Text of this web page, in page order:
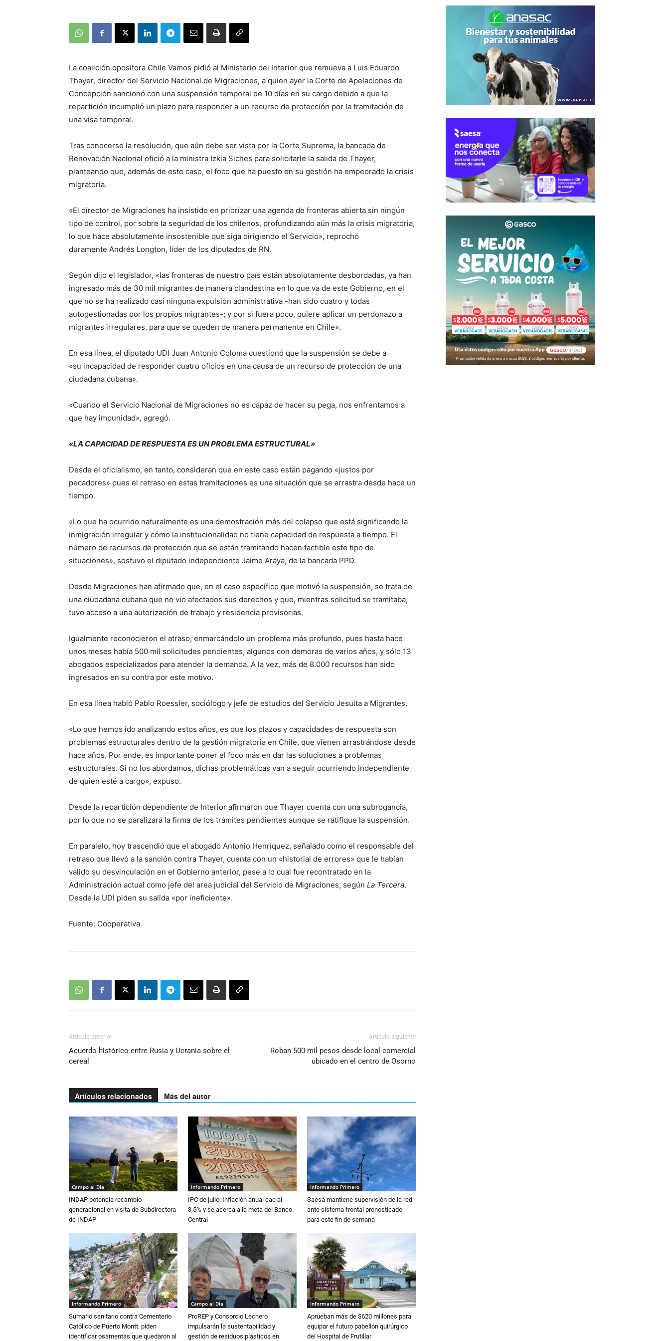
La coalición opositora Chile Vamos pidió al Ministerio del Interior que remueva a Luis Eduardo
Thayer, director del Servicio Nacional de Migraciones, a quien ayer la Corte de Apelaciones de
Concepción sancionó con una suspensión temporal de 10 días en su cargo debido a que la
repartición incumplió un plazo para responder a un recurso de protección por la tramitación de
una visa temporal.
Tras conocerse la resolución, que aún debe ser vista por la Corte Suprema, la bancada de
Renovación Nacional ofició a la ministra Izkia Siches para solicitarle la salida de Thayer,
planteando que, además de este caso, el foco que ha puesto en su gestión ha empeorado la crisis
migratoria.
«El director de Migraciones ha insistido en priorizar una agenda de fronteras abierta sin ningún
tipo de control, por sobre la seguridad de los chilenos, profundizando aún más la crisis migratoria,
lo que hace absolutamente insostenible que siga dirigiendo el Servicio», reprochó
duramente Andrés Longton, líder de los diputados de RN.
Según dijo el legislador, «las fronteras de nuestro país están absolutamente desbordadas, ya han
ingresado más de 30 mil migrantes de manera clandestina en lo que va de este Gobierno, en el
que no se ha realizado casi ninguna expulsión administrativa -han sido cuatro y todas
autogestionadas por los propios migrantes-; y por si fuera poco, quiere aplicar un perdonazo a
migrantes irregulares, para que se queden de manera permanente en Chile».
En esa línea, el diputado UDI Juan Antonio Coloma cuestionó que la suspensión se debe a
«su incapacidad de responder cuatro oficios en una causa de un recurso de protección de una
ciudadana cubana».
«Cuando el Servicio Nacional de Migraciones no es capaz de hacer su pega, nos enfrentamos a
que hay impunidad», agregó.
«LA CAPACIDAD DE RESPUESTA ES UN PROBLEMA ESTRUCTURAL»
Desde el oficialismo, en tanto, consideran que en este caso están pagando «justos por
pecadores» pues el retraso en estas tramitaciones es una situación que se arrastra desde hace un
tiempo.
«Lo que ha ocurrido naturalmente es una demostración más del colapso que está significando la
inmigración irregular y cómo la institucionalidad no tiene capacidad de respuesta a tiempo. El
número de recursos de protección que se están tramitando hacen factible este tipo de
situaciones», sostuvo el diputado independiente Jaime Araya, de la bancada PPD.
Desde Migraciones han afirmado que, en el caso específico que motivó la suspensión, se trata de
una ciudadana cubana que no vio afectados sus derechos y que, mientras solicitud se tramitaba,
tuvo acceso a una autorización de trabajo y residencia provisorias.
Igualmente reconocieron el atraso, enmarcándolo un problema más profundo, pues hasta hace
unos meses había 500 mil solicitudes pendientes, algunos con demoras de varios años, y sólo 13
abogados especializados para atender la demanda. A la vez, más de 8.000 recursos han sido
ingresados en su contra por este motivo.
En esa línea habló Pablo Roessler, sociólogo y jefe de estudios del Servicio Jesuita a Migrantes.
«Lo que hemos ido analizando estos años, es que los plazos y capacidades de respuesta son
problemas estructurales dentro de la gestión migratoria en Chile, que vienen arrastrándose desde
hace años. Por ende, es importante poner el foco más en dar las soluciones a problemas
estructurales. Si no los abordamos, dichas problemáticas van a seguir ocurriendo independiente
de quien esté a cargo», expuso.
Desde la repartición dependiente de Interior afirmaron que Thayer cuenta con una subrogancia,
por lo que no se paralizará la firma de los trámites pendientes aunque se ratifique la suspensión.
En paralelo, hoy trascendió que el abogado Antonio Henríquez, señalado como el responsable del
retraso que llevó a la sanción contra Thayer, cuenta con un «historial de errores» que le habían
valido su desvinculación en el Gobierno anterior, pese a lo cual fue recontratado en la
Administración actual como jefe del area judicial del Servicio de Migraciones, según La Tercera.
Desde la UDI piden su salida «por ineficiente».
Fuente: Cooperativa
Artículo anterior
Acuerdo histórico entre Rusia y Ucrania sobre el
cereal
Artículo siguiente
Roban 500 mil pesos desde local comercial
ubicado en el centro de Osorno
Artículos relacionados Más del autor
Campo al Día
INDAP potencia recambio
generacional en visita de Subdirectora
de INDAP
Informando Primero
IPC de julio: Inflación anual cae al
3,5% y se acerca a la meta del Banco
Central
Informando Primero
Saesa mantiene supervisión de la red
ante sistema frontal pronosticado
para este fin de semana
Informando Primero
Sumario sanitario contra Cementerio
Católico de Puerto Montt: piden
identificar osamentas que quedaron al
Campo al Día
ProREP y Consorcio Lechero
impulsarán la sustentabilidad y
gestión de residuos plásticos en
Informando Primero
Aprueban más de $620 millones para
equipar el futuro pabellón quirúrgico
del Hospital de Frutillar